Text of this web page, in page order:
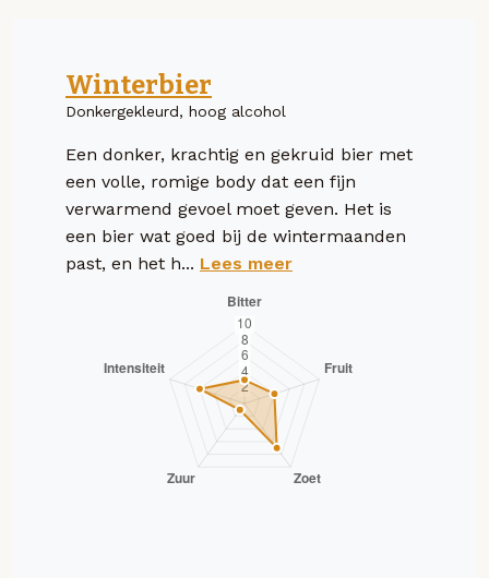
Winterbier
Donkergekleurd, hoog alcohol
Een donker, krachtig en gekruid bier met
een volle, romige body dat een fijn
verwarmend gevoel moet geven. Het is
een bier wat goed bij de wintermaanden
past, en het h... Lees meer